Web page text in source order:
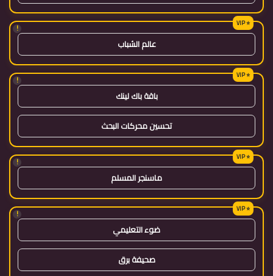
!
عالم الشباب
!
باقة باك لينك
تحسين محركات البحث
!
ماسنجر المسلم
!
ضوء التعليمي
صحيفة برق